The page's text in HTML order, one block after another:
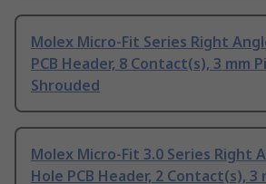
Molex Micro-Fit Series Right
PCB Header, 8 Contact(s), 3 mm
Shrouded
Molex Micro-Fit 3.0 Series Right
Hole PCB Header, 2 Contact(s), 3